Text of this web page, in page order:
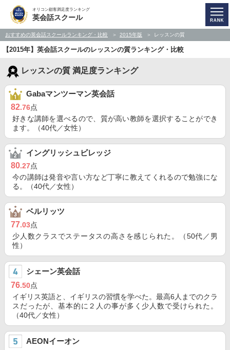
オリコン顧客満足度ランキング
英会話スクール
おすすめの英会話スクールランキング・比較 2015年版 レッスンの質
【2015年】英会話スクールのレッスンの質ランキング・比較
レッスンの質 満足度ランキング
Gabaマンツーマン英会話
82.76点
好きな講師を選べるので、質が高い教師を選択することができ
ます。（40代／女性）
イングリッシュビレッジ
80.27点
今の講師は発音や言い方など丁寧に教えてくれるので勉強にな
る。（40代／女性）
ベルリッツ
77.03点
少人数クラスでステータスの高さを感じられた。（50代／男
性）
シェーン英会話
76.50点
イギリス英語と、イギリスの習慣を学べた。最高6人までのクラ
スだったが、基本的に２人の事が多く少人数で受けられた。
（40代／女性）
AEONイーオン